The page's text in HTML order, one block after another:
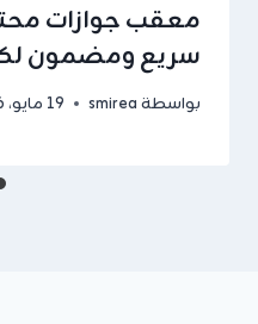
معقب جوازات
سريع ومضمون
بواسطةsmirea 19 مايو، 2026